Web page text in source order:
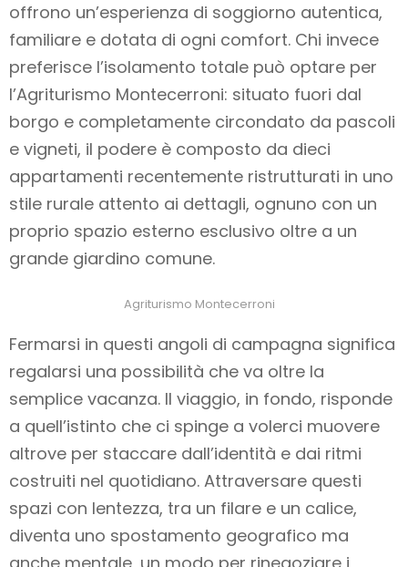
offrono un’esperienza di soggiorno autentica,
familiare e dotata di ogni comfort. Chi invece
preferisce l’isolamento totale può optare per
l’Agriturismo Montecerroni: situato fuori dal
borgo e completamente circondato da pascoli
e vigneti, il podere è composto da dieci
appartamenti recentemente ristrutturati in uno
stile rurale attento ai dettagli, ognuno con un
proprio spazio esterno esclusivo oltre a un
grande giardino comune.
Agriturismo Montecerroni
Fermarsi in questi angoli di campagna significa
regalarsi una possibilità che va oltre la
semplice vacanza. Il viaggio, in fondo, risponde
a quell’istinto che ci spinge a volerci muovere
altrove per staccare dall’identità e dai ritmi
costruiti nel quotidiano. Attraversare questi
spazi con lentezza, tra un filare e un calice,
diventa uno spostamento geografico ma